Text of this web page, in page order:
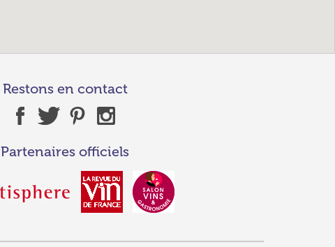
Restons en contact
Partenaires officiels